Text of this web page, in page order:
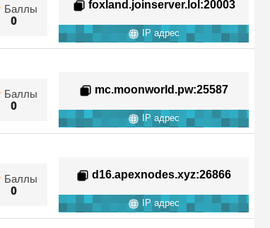
Баллы
0
foxland.joinserver.lol :20003
IP адрес
Баллы
0
mc.moonworld.pw:25587
IP адрес
Баллы
0
d16.apexnodes.xyz:26866
IP адрес